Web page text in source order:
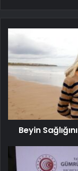
Beyin